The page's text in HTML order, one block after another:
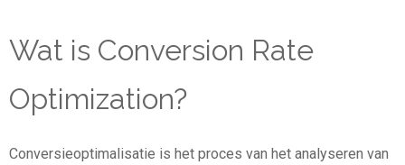
Wat is Conversion Rate
Optimization?
Conversieoptimalisatie is het proces van het analyseren van